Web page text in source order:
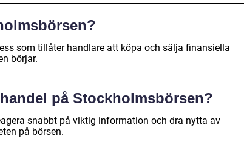
som tillåter handlare att köpa och sälja finansiella
börjar.
på Stockholmsbörsen?
snabbt på viktig information och dra nytta av
på börsen.